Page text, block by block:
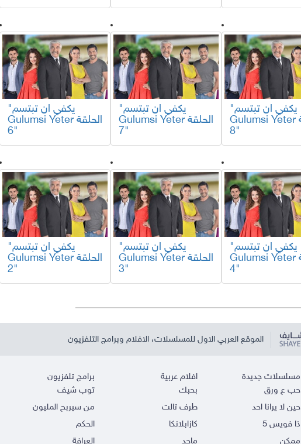
"يكفي ان تبتسم
Gulumsi Yeter الحلقة
8"
"يكفي ان تبتسم
Gulumsi Yeter الحلقة
7"
"يكفي ان تبتسم
Gulumsi Yeter الحلقة
6"
"يكفي ان تبتسم
Gulumsi Yeter الحلقة
4"
"يكفي ان تبتسم
Gulumsi Yeter الحلقة
3"
"يكفي ان تبتسم
Gulumsi Yeter الحلقة
2"
الموقع العربي الاول للمسلسلات، الافلام وبرامج التلفزيون
مسلسلات جديدة
حب ع ورق
حين لا يرانا احد
ذا فويس 5
ممكن
افلام عربية
بحبك
طرف تالت
كازابلانكا
ماجد
برامج تلفزيون
توب شيف
من سيربح المليون
الحكم
العرافة